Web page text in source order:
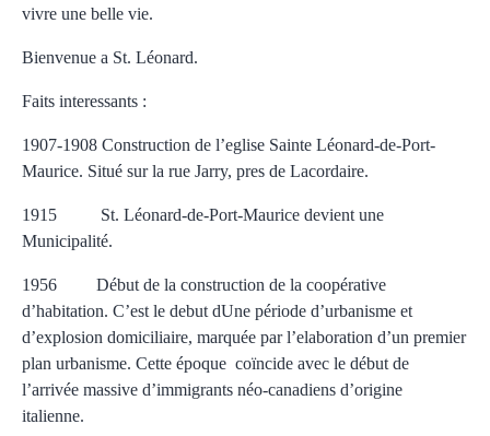
vivre une belle vie.
Bienvenue a St. Léonard.
Faits interessants :
1907-1908 Construction de l’eglise Sainte Léonard-de-Port-
Maurice. Situé sur la rue Jarry, pres de Lacordaire.
1915 St. Léonard-de-Port-Maurice devient une
Municipalité.
1956 Début de la construction de la coopérative
d’habitation. C’est le debut dUne période d’urbanisme et
d’explosion domiciliaire, marquée par l’elaboration d’un premier
plan urbanisme. Cette époque coïncide avec le début de
l’arrivée massive d’immigrants néo-canadiens d’origine
italienne.